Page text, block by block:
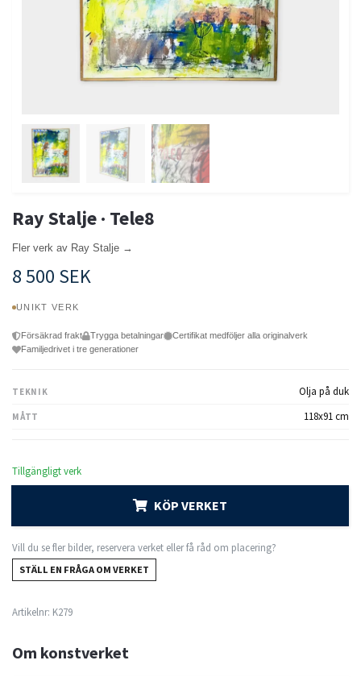
Ray Stalje · Tele8
Fler verk av Ray Stalje →
8 500 SEK
UNIKT VERK
Försäkrad frakt Trygga betalningar
Certifikat medföljer alla originalverk
Familjedrivet i tre generationer
TEKNIK Olja på duk
MÅTT 118x91 cm
Tillgängligt verk
KÖP VERKET
Vill du se fler bilder, reservera verket eller få råd om placering?
STÄLL EN FRÅGA OM VERKET
Artikelnr: K279
Om konstverket